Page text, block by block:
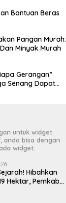
Bantuan Beras
Pangan Murah:
Minyak Murah
Gerangan”
Senang Dapat
untuk widget
anda bisa dengan
widget.
Hibahkan
Hektar, Pemkab